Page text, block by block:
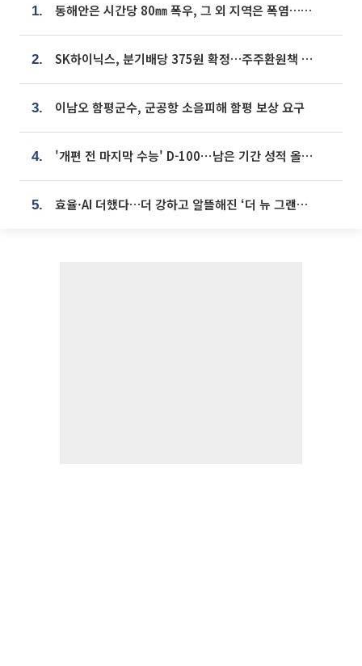
1. 동해안은 시간당 80㎜ 폭우, 그 외 지역은 폭염…‘극과 극 날씨’
2. SK하이닉스, 분기배당 375원 확정…주주환원책 9월로 앞당겨 발표
3. 이남오 함평군수, 군공항 소음피해 함평 보상 요구
4. '개편 전 마지막 수능' D-100⋯남은 기간 성적 올릴 전략은
5. 효율·AI 더했다…더 강하고 알뜰해진 ‘더 뉴 그랜저 하이브리드’ [ET의 모빌리티]